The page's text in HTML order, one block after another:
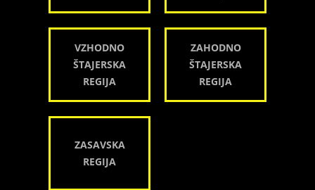
VZHODNO
ŠTAJERSKA
REGIJA
ZAHODNO
ŠTAJERSKA
REGIJA
ZASAVSKA
REGIJA